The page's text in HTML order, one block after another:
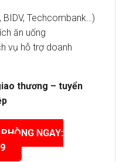
Techcombank…)
ăn uống
vụ hỗ trợ doanh
thương – tuyển
NGAY: